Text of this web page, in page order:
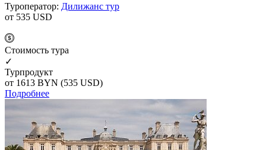
Туроператор: Дилижанс тур
от 535 USD
Cтоимость тура
✓
Турпродукт
от 1613 BYN (535 USD)
Подробнее